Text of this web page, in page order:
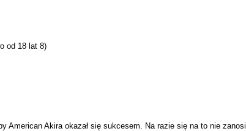
od 18 lat 8)
American Akira okazał się sukcesem. Na razie się na to nie zanosi.